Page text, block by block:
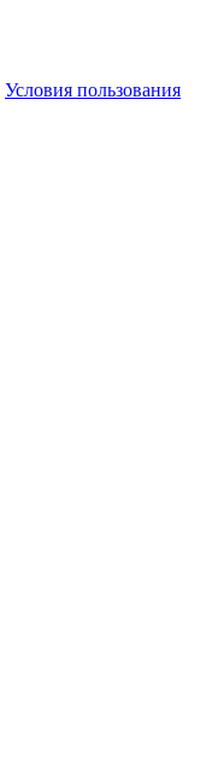
Условия пользования